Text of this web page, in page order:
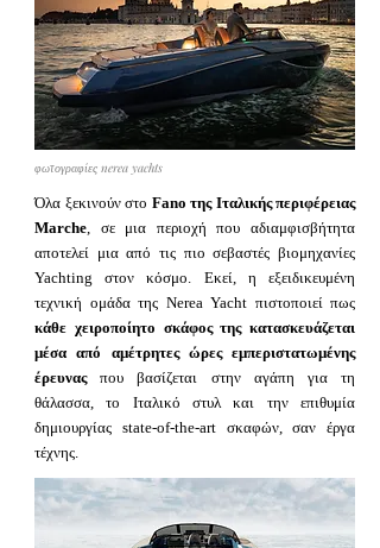
φωτογραφίες nerea yachts
Όλα ξεκινούν στο Fano της Ιταλικής περιφέρειας
Marche, σε μια περιοχή που αδιαμφισβήτητα
αποτελεί μια από τις πιο σεβαστές βιομηχανίες
Yachting στον κόσμο. Εκεί, η εξειδικευμένη
τεχνική ομάδα της Nerea Yacht πιστοποιεί πως
κάθε χειροποίητο σκάφος της κατασκευάζεται
μέσα από αμέτρητες ώρες εμπεριστατωμένης
έρευναςπου βασίζεται στην αγάπη για τη
θάλασσα, το Ιταλικό στυλ και την επιθυμία
δημιουργίας state-of-the-art σκαφών, σαν έργα
τέχνης.